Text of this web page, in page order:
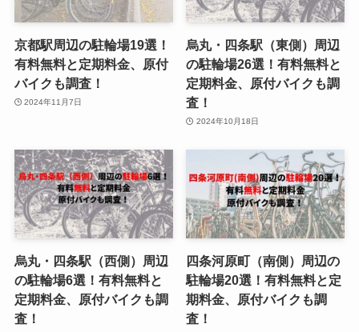
京都駅周辺の駐輪場19選！
有料無料と定期料金、原付
バイクも調査！
2024年11月7日
烏丸・四条駅（東側）周辺
の駐輪場26選！有料無料と
定期料金、原付バイクも調
査！
2024年10月18日
烏丸・四条駅（西側）周辺
の駐輪場6選！有料無料と
定期料金、原付バイクも調
査！
四条河原町（南側）周辺の
駐輪場20選！有料無料と定
期料金、原付バイクも調
査！